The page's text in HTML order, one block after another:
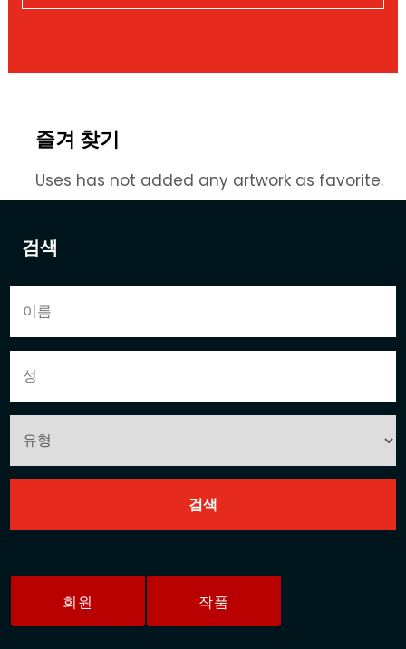
검색
회원 작품
즐겨 찾기
Uses has not added any artwork as favorite.